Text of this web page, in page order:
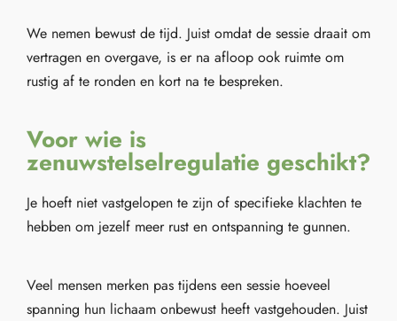
We nemen bewust de tijd. Juist omdat de sessie draait om
vertragen en overgave, is er na afloop ook ruimte om
rustig af te ronden en kort na te bespreken.
Voor wie is
zenuwstelselregulatie geschikt?
Je hoeft niet vastgelopen te zijn of specifieke klachten te
hebben om jezelf meer rust en ontspanning te gunnen.
Veel mensen merken pas tijdens een sessie hoeveel
spanning hun lichaam onbewust heeft vastgehouden. Juist